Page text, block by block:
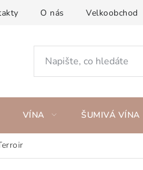
O nás Velkoobchod
VÍNA ŠUMIVÁ VÍNA